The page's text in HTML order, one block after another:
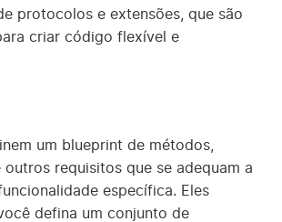
protocolos e extensões, que são
criar código flexível e
um blueprint de métodos,
outros requisitos que se adequam a
específica. Eles
defina um conjunto de